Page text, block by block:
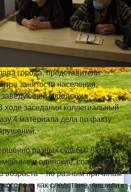
города, представители
занятости населения,
городским
ходе заседания коллегиальный
4 материала дела по факту
разных судьбы. Люди с
и одинокие, совсем еще
возраста – по разным причинам
и, как следствие, лишили